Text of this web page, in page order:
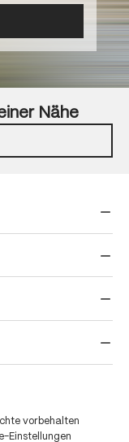
Nähe
vorbehalten
Einstellungen